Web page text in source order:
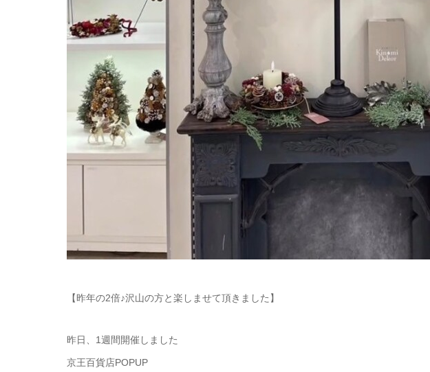
【昨年の2倍♪沢山の方と楽しませて頂きました】
昨日、1週間開催しました
京王百貨店POPUP